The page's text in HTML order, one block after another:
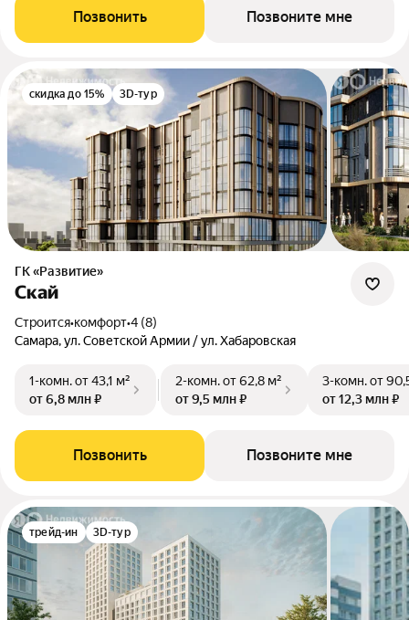
Позвонить Позвоните мне
скидка до 15% 3D-тур
ГК «Развитие»
Скай
Строится•комфорт•4 (8)
Самара, ул. Советской Армии / ул. Хабаровская
1-комн.от 43,1 м²
от 6,8 млн ₽
2-комн.от 62,8 м²
от 9,5 млн ₽
3-комн.от
от 12,3 млн ₽
Позвонить Позвоните мне
трейд-ин 3D-тур